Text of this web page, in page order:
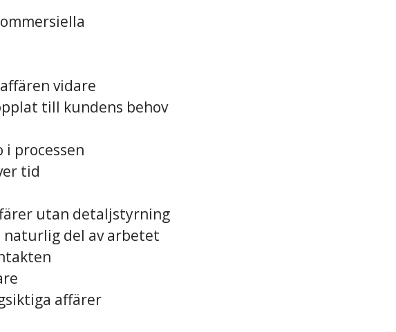
vidare
till kundens behov
processen
tid
utan detaljstyrning
naturlig del av arbetet
affärer